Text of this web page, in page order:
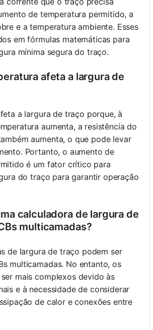
de temperatura permitido, a
e a temperatura ambiente. Esses
em fórmulas matemáticas para
mínima segura do traço.
afeta a largura de
a largura de traço porque, à
aumenta, a resistência do
aumenta, o que pode levar
Portanto, o aumento de
é um fator crítico para
do traço para garantir operação
calculadora de largura de
multicamadas?
de largura de traço podem ser
multicamadas. No entanto, os
mais complexos devido às
e à necessidade de considerar
de calor e conexões entre